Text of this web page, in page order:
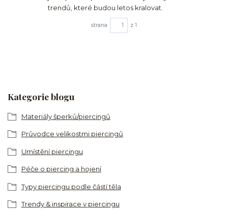
Kategorie blogu
Materiály šperků/piercingů
Průvodce velikostmi piercingů
Umístění piercingu
Péče o piercing a hojení
Typy piercingu podle částí těla
Trendy & inspirace v piercingu
trendů, které budou letos kralovat.
strana z 1